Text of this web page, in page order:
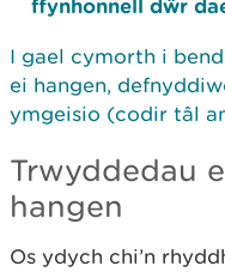
ffynhonnell dŵr
I gael cymorth i
ei hangen,
ymgeisio (codir tâl
Trwyddedau
hangen
Os ydych chi’n